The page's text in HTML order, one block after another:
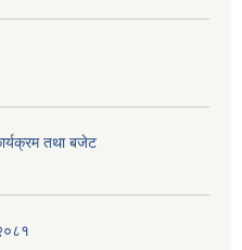
तथा बजेट